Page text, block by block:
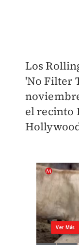
Los
'No Filter
el recinto